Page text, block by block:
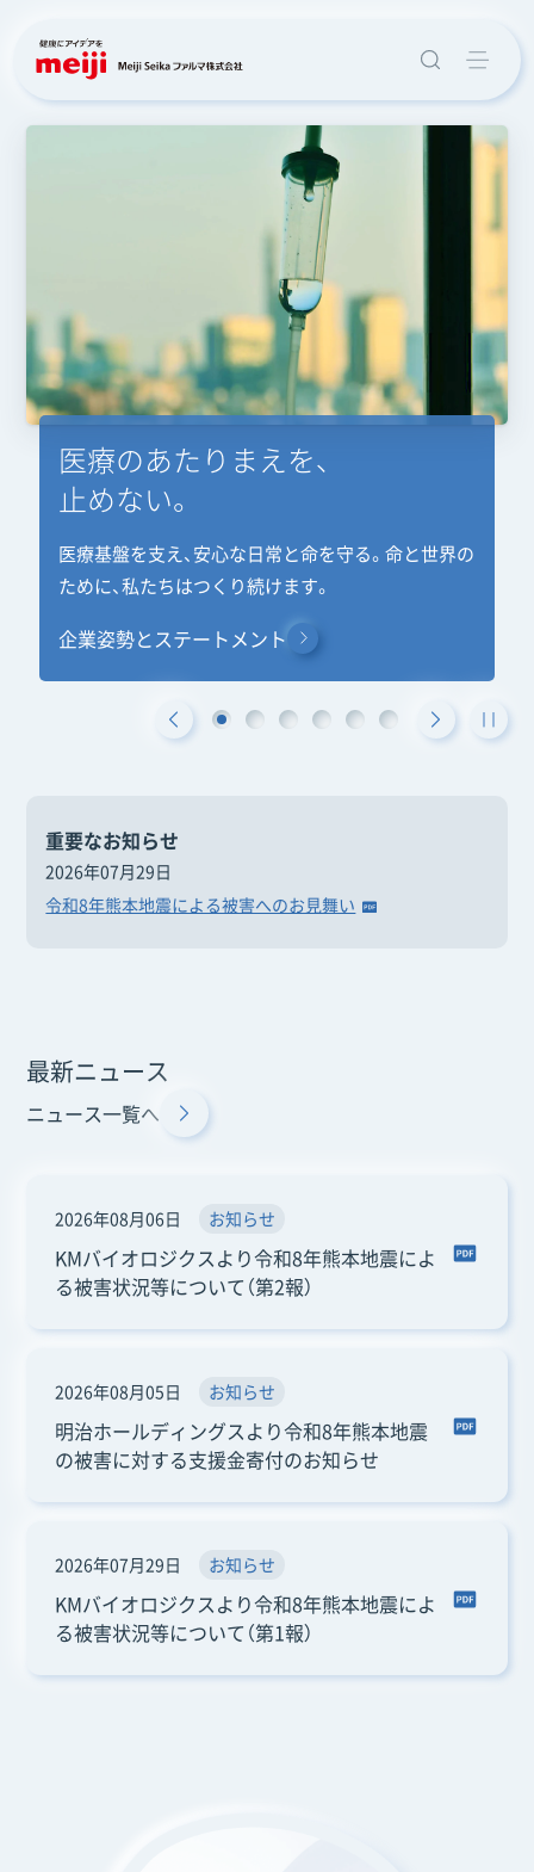
医療のあたりまえを、
止めない。
医療基盤を支え、安心な日常と命を守る。命と世界の
ために、私たちはつくり続けます。
企業姿勢とステートメント
台湾の医療に
新たな光を
台湾で事業を立ち上げ、最前線で奮闘するメンバー
の想いをたどります。
記事を読む
やさしい
感染症ガイド
感染症、ワクチン接種、抗菌薬に関する情報をやさし
く解説、発信しています。
サイトはこちら
話そうワクチン
特設サイトはこちら
未来を守るために、
今できること
ワクチン接種の啓発活動に注力する担当者の想いを
紐解きます。
記事を読む
感染症に挑む
課題解決型企業としての歩みを進めます
重要なお知らせ
2026年07月29日
令和8年熊本地震による被害へのお見舞い
最新ニュース
ニュース一覧へ
2026年08月06日 お知らせ
KMバイオロジクスより令和8年熊本地震によ
る被害状況等について（第2報）
2026年08月05日 お知らせ
明治ホールディングスより令和8年熊本地震
の被害に対する支援金寄付のお知らせ
2026年07月29日 お知らせ
KMバイオロジクスより令和8年熊本地震によ
る被害状況等について（第1報）